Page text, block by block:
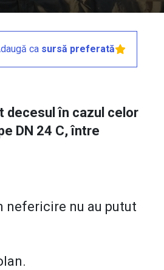
ca sursă preferată
decesul în cazul celor
DN 24 C, între
nefericire nu au putut